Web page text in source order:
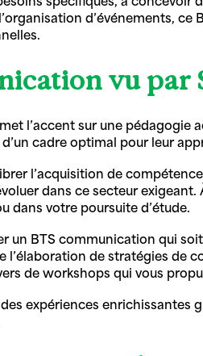
d’événements,
vu par
l’accent sur une
cadre optimal pour leur
l’acquisition de
dans ce secteur
dans votre poursuite d’étude.
un BTS communication qui
l’élaboration de stratégies
de workshops qui vous
expériences